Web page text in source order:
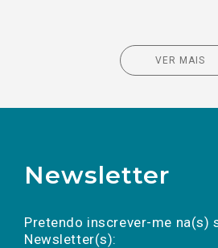
VER MAIS
Newsletter
Pretendo inscrever-me na(s)
Newsletter(s):
a(s) newsletter(s).
mail